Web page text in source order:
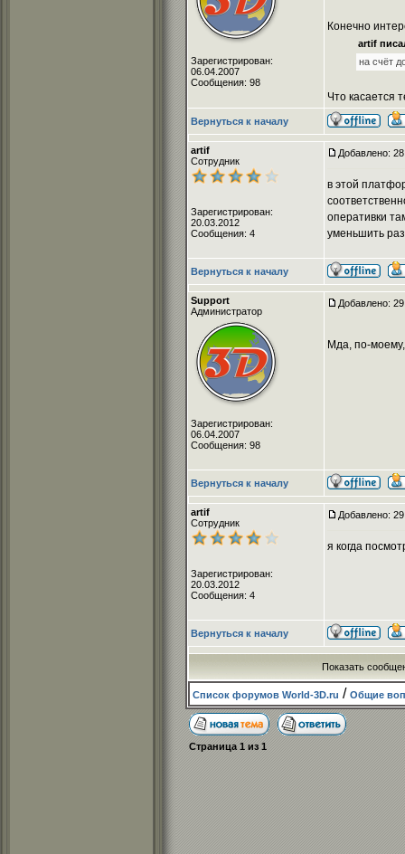
Зарегистрирован:
06.04.2007
Сообщения: 98
Конечно
artif
на счёт
Что касается
Вернуться к началу
artif
Сотрудник
Зарегистрирован:
20.03.2012
Сообщения: 4
Добавлено:
в этой
оперативки
уменьшить
Вернуться к началу
Support
Администратор
Зарегистрирован:
06.04.2007
Сообщения: 98
Добавлено:
Мда, по-
Вернуться к началу
artif
Сотрудник
Зарегистрирован:
20.03.2012
Сообщения: 4
Добавлено:
я когда
Вернуться к началу
Показать
Список форумов World-3D.ru / Общие
Страница 1 из 1